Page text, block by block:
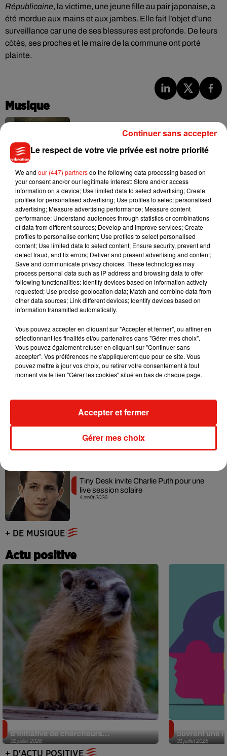
Républicaine, la victime, une jeune fille au pair japonaise, a
été mordue aux mains et aux jambes. Elle fait l’objet d’une
surveillance car une de ses blessures est profonde. De leurs
côtés, ses proches et le maire de la commune ont porté
plainte.
Musique
dans son nouveau clip
7 août 2026
Madonna sort enfin le remix de « Love
Sensation » avec Kylie Minogue
7 août 2026
Tayc et Didi B dévoilent le single le plus
dansant de l’année
7 août 2026
Angèle et Amélie Lens dévoilent leur
collaboration tant attendue
Benny Blanco invite Selena Gomez et
4 août 2026
Tiny Desk invite Charlie Puth pour une
live session solaire
+ DE MUSIQUE
Actu positive
31 juillet 2026
d’initiative de chercheurs...
31 juillet 2026
ouvrent une
+ D'ACTU POSITIVE
Le respect de votre vie privée est notre priorité
We and our (447) partnersdo the following data processing based on
your consent and/or our legitimate interest: Store and/or access
information on a device; Use limited data to select advertising; Create
profiles for personalised advertising; Use profiles to select personalised
advertising; Measure advertising performance; Measure content
performance; Understand audiences through statistics or combinations
of data from different sources; Develop and improve services; Create
profiles to personalise content; Use profiles to select personalised
content; Use limited data to select content; Ensure security, prevent and
detect fraud, and fix errors; Deliver and present advertising and content;
Save and communicate privacy choices. These technologies may
process personal data such as IP address and browsing data to offer
following functionalities: Identify devices based on information actively
requested; Use precise geolocation data; Match and combine data from
other data sources; Link different devices; Identify devices based on
information transmitted automatically.
Vous pouvez accepter en cliquant sur "Accepter et fermer", ou affiner en
sélectionnant les finalités et/ou partenaires dans "Gérer mes choix".
Vous pouvez également refuser en cliquant sur "Continuer sans
accepter". Vos préférences ne s'appliqueront que pour ce site. Vous
pouvez mettre à jour vos choix, ou retirer votre consentement à tout
moment via le lien "Gérer les cookies" situé en bas de chaque page.
Gérer mes choix
Accepter et fermer
Continuer sans accepter